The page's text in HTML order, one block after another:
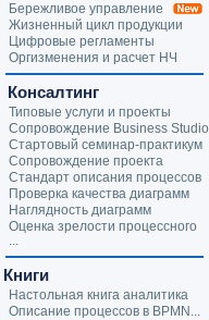
Бережливое управление
Жизненный цикл продукции
Цифровые регламенты
Оргизменения и расчет НЧ
Консалтинг
Типовые услуги и проекты
Сопровождение Business Studio
Стартовый семинар-практикум
Сопровождение проекта
Стандарт описания процессов
Проверка качества диаграмм
Наглядность диаграмм
Оценка зрелости процессного
...
Книги
Настольная книга аналитика
Описание процессов в BPMN...